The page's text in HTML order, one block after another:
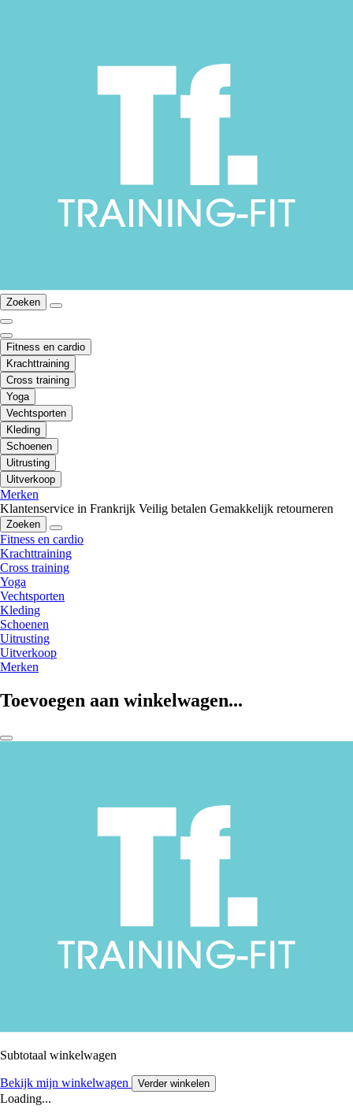
Zoeken
Fitness en cardio
Krachttraining
Cross training
Yoga
Vechtsporten
Kleding
Schoenen
Uitrusting
Uitverkoop
Merken
Klantenservice in Frankrijk Veilig betalen Gemakkelijk retourneren
Zoeken
Fitness en cardio
Krachttraining
Cross training
Yoga
Vechtsporten
Kleding
Schoenen
Uitrusting
Uitverkoop
Merken
Toevoegen aan winkelwagen...
Subtotaal winkelwagen
Bekijk mijn winkelwagen Verder winkelen
Loading...